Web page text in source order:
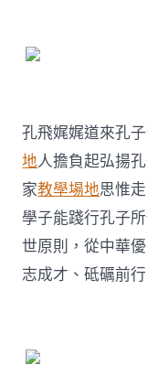
孔飛娓娓道來孔
地人擔負起弘揚
家教學場地思惟
學子能踐行孔子
世原則，從中華
志成才、砥礪前行